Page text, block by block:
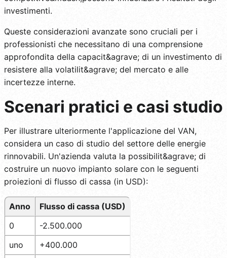
investimenti.
Queste considerazioni avanzate sono cruciali per i
professionisti che necessitano di una comprensione
approfondita della capacit&agrave; di un investimento di
resistere alla volatilit&agrave; del mercato e alle
incertezze interne.
Scenari pratici e casi studio
Per illustrare ulteriormente l'applicazione del VAN,
considera un caso di studio del settore delle energie
rinnovabili. Un'azienda valuta la possibilit&agrave; di
costruire un nuovo impianto solare con le seguenti
proiezioni di flusso di cassa (in USD):
Anno
Flusso di cassa (USD)
0
-2.500.000
uno
+400.000